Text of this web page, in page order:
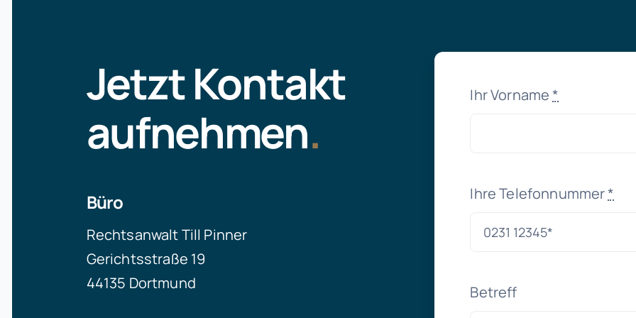
Jetzt Kontakt
aufnehmen.
Büro
Rechtsanwalt Till Pinner
Gerichtsstraße 19
44135 Dortmund
Ihr Vorname*
Ihre Telefonnummer*
Betreff